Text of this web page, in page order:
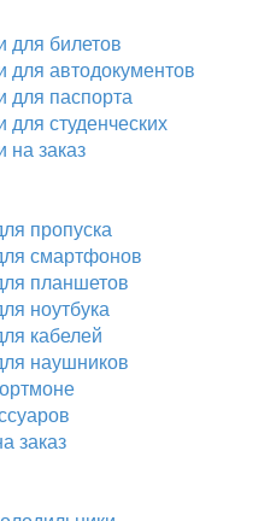
для билетов
для автодокументов
для паспорта
для студенческих
на заказ
пропуска
смартфонов
планшетов
ноутбука
кабелей
наушников
заказ